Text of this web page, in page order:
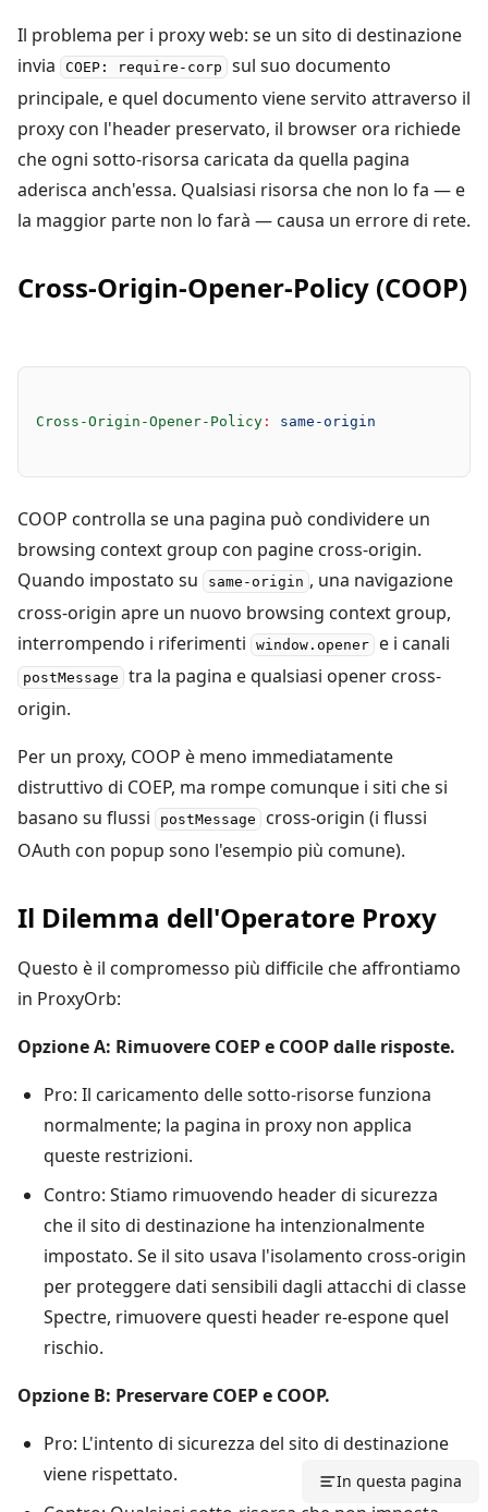
Il problema per i proxy web: se un sito di destinazione
invia
COEP: require-corp
sul suo documento
principale, e quel documento viene servito attraverso il
proxy con l'header preservato, il browser ora richiede
che ogni sotto-risorsa caricata da quella pagina
aderisca anch'essa. Qualsiasi risorsa che non lo fa — e
la maggior parte non lo farà — causa un errore di rete.
Cross-Origin-Opener-Policy (COOP)
Cross-Origin-Opener-Policy : same-origin
COOP controlla se una pagina può condividere un
browsing context group con pagine cross-origin.
Quando impostato su
same-origin , una navigazione
cross-origin apre un nuovo browsing context group,
interrompendo i riferimenti
window.opener e i canali
postMessage
tra la pagina e qualsiasi opener cross-
origin.
Per un proxy, COOP è meno immediatamente
distruttivo di COEP, ma rompe comunque i siti che si
basano su flussi
postMessage
cross-origin (i flussi
OAuth con popup sono l'esempio più comune).
Il Dilemma dell'Operatore Proxy
Questo è il compromesso più difficile che affrontiamo
in ProxyOrb:
Opzione A: Rimuovere COEP e COOP dalle risposte.
Pro: Il caricamento delle sotto-risorse funziona
normalmente; la pagina in proxy non applica
queste restrizioni.
Contro: Stiamo rimuovendo header di sicurezza
che il sito di destinazione ha intenzionalmente
impostato. Se il sito usava l'isolamento cross-origin
per proteggere dati sensibili dagli attacchi di classe
Spectre, rimuovere questi header re-espone quel
rischio.
Opzione B: Preservare COEP e COOP.
Pro: L'intento di sicurezza del sito di destinazione
viene rispettato.
In questa pagina